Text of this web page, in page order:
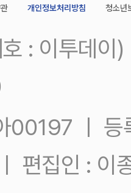
개인정보처리방침 청소년
: 이투데
00197 ㅣ
편집인 : 이